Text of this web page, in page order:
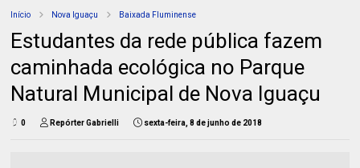
Início Nova Iguaçu Baixada Fluminense
Estudantes da rede pública fazem
caminhada ecológica no Parque
Natural Municipal de Nova Iguaçu
0 Repórter Gabrielli sexta-feira, 8 de junho de 2018